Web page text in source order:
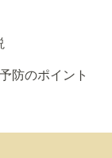
防のポイント